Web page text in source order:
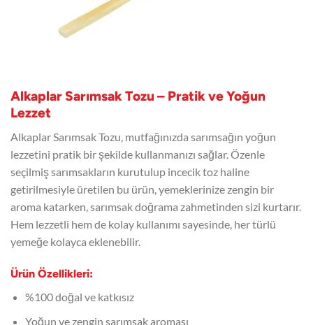
Alkaplar Sarımsak Tozu – Pratik ve Yoğun
Lezzet
Alkaplar Sarımsak Tozu, mutfağınızda sarımsağın yoğun
lezzetini pratik bir şekilde kullanmanızı sağlar. Özenle
seçilmiş sarımsakların kurutulup incecik toz haline
getirilmesiyle üretilen bu ürün, yemeklerinize zengin bir
aroma katarken, sarımsak doğrama zahmetinden sizi kurtarır.
Hem lezzetli hem de kolay kullanımı sayesinde, her türlü
yemeğe kolayca eklenebilir.
Ürün Özellikleri:
%100 doğal ve katkısız
Yoğun ve zengin sarımsak aroması